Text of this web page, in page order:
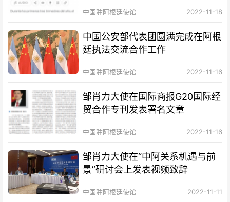
中国驻阿根廷使馆 2022-11-18
中国公安部代表团圆满完成在阿根
廷执法交流合作工作
中国驻阿根廷使馆 2022-11-16
邹肖力大使在国际商报G20国际经
贸合作专刊发表署名文章
中国驻阿根廷使馆 2022-11-16
邹肖力大使在“中阿关系机遇与前
景”研讨会上发表视频致辞
中国驻阿根廷使馆 2022-11-11